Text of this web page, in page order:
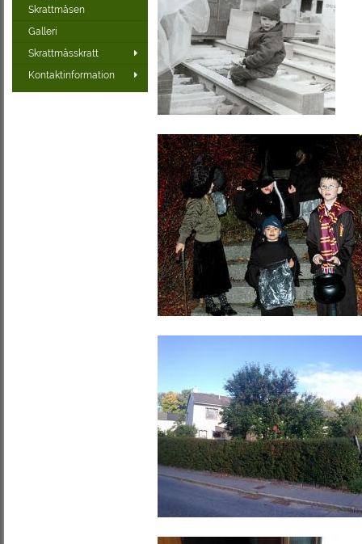
Skrattmåsen
Galleri
Skrattmåsskratt
Kontaktinformation